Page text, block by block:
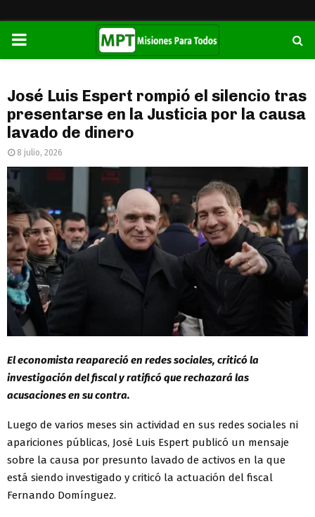
PRIMARY
José Luis Espert rompió el silencio tras
presentarse en la Justicia por la causa
lavado de dinero
8 julio, 2026
El economista reapareció en redes sociales, criticó la
investigación del fiscal y ratificó que rechazará las
acusaciones en su contra.
Luego de varios meses sin actividad en sus redes sociales ni
apariciones públicas, José Luis Espert publicó un mensaje
sobre la causa por presunto lavado de activos en la que
está siendo investigado y criticó la actuación del fiscal
Fernando Domínguez.